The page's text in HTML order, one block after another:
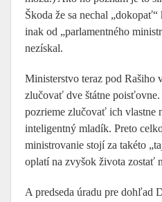
Škoda že sa nechal
inak od „parlamentného
nezískal.
Ministerstvo teraz pod Rašiho
zlučovať dve štátne
pozrieme zlučovať ich vlastne
inteligentný mladík. Preto
ministrovanie stojí za takéto
oplatí na zvyšok života zostať
A predseda úradu pre dohľad